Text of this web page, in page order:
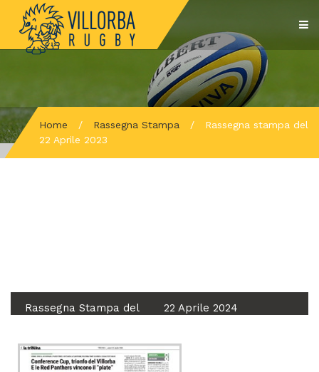
Home / Rassegna Stampa /
Rassegna stampa del
22 Aprile 2023
Rassegna Stampa del 22 Aprile 2024